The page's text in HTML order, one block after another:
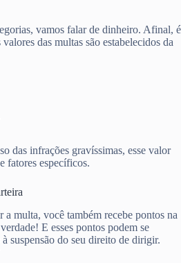
vamos falar de dinheiro. Afinal, é
das multas são estabelecidos da
das infrações gravíssimas, esse valor
fatores específicos.
a multa, você também recebe pontos na
E esses pontos podem se
suspensão do seu direito de dirigir.